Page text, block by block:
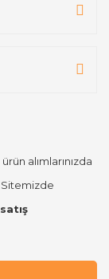
alımlarınızda